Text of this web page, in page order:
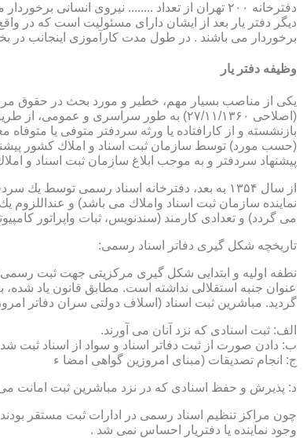
دفترخانه ۲۰۰ تهران از تعداد ........ نیروی
دیگر دفتر یار بعد از ایشان دارای مسئولیت است که در
برخوردار می باشند . در طول مدت کارآموزی اینجانب در
وظیفه دفتر یار
بازنشسته و از كارافتاده یا ورثه سردفتر متوفی یا
پیشنهاد سردفتر و به موجب ابلاغ سازمان ثبت اسناد و
از سال ۱۳۵۴ به بعد، دفترخانه اسناد رسمی
نماینده سازمان ثبت اسناد واملاك می باشد) و عنداللزوم
می گردد) و تعدادی كارمند (سندنویس، ثبات واپراتور
تاریخچه شكل گیری دفاتر اسناد رسمی:
گردید. مباشرین ثبت اسناد (اسلاف دولتی سران دفاتر امروزی)، در
الف: ثبت اسنادی كه نزد آنان می آورند.
ب: دادن صورت از ثبت دفاتر اسناد و سواد از اسناد ثبت
ج: انجام تصدیقات (مبنای امروزین گواهی امضا ء
د: پذیرش و حفظ اسنادی كه در نزد مباشرین ثبت امانت می
چون مراكز تنظیم اسناد رسمی در ادارات ثبت مستقر
وجود نماینده یا دفتریار احساس نمی شد .